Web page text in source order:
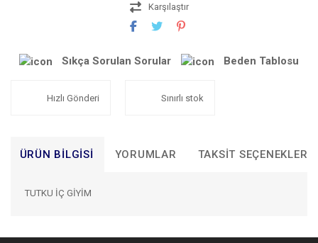
Karşılaştır
Sıkça Sorulan Sorular Beden Tablosu
Hızlı Gönderi Sınırlı stok
ÜRÜN BILGISI YORUMLAR TAKSIT SEÇENEKLERI
TUTKU İÇ GİYİM
Bu ürünün fiyat bilgisi, resim, ürün açıklamalarında ve diğer